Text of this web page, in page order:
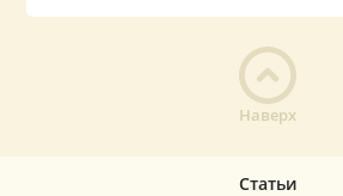
Наверх
Статьи